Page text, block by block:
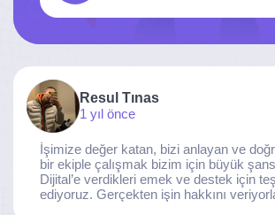
Resul Tınas
1 yıl önce
İşimize değer katan, bizi anlayan ve
bir ekiple çalışmak bizim için büyük
Dijital’e verdikleri emek ve destek için
ediyoruz. Gerçekten işin hakkını